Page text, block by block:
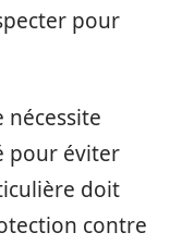
pour
nécessite
pour éviter
doit
contre